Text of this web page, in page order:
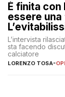
È finita
essere una
L’intervista
sta facendo
calciatore
LORENZO TOSA-